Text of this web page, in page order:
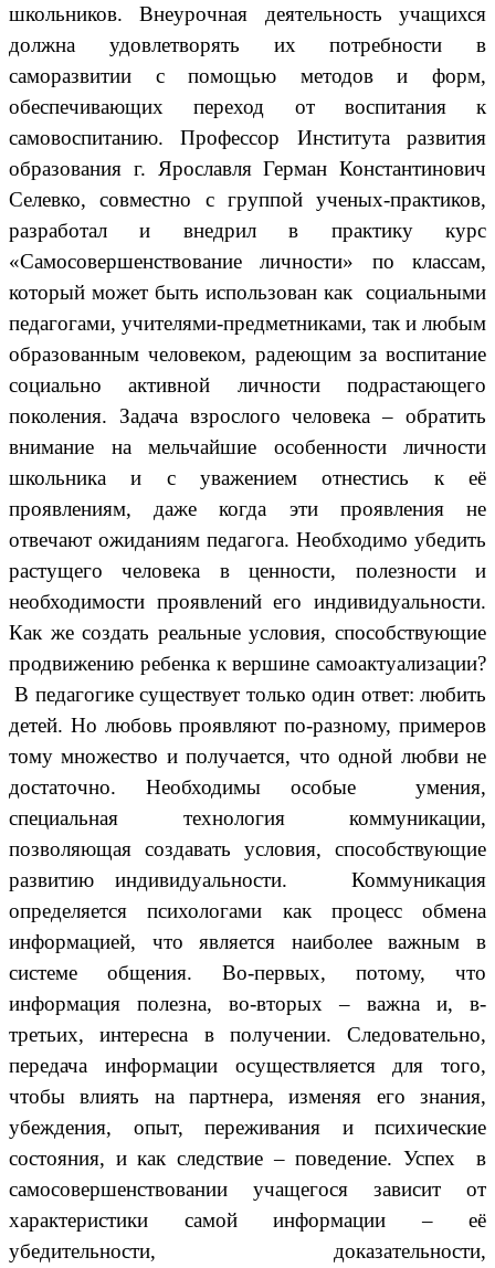
школьников. Внеурочная деятельность учащихся
должна удовлетворять их потребности в
саморазвитии с помощью методов и форм,
обеспечивающих переход от воспитания к
самовоспитанию. Профессор Института развития
образования г. Ярославля Герман Константинович
Селевко, совместно с группой ученых-практиков,
разработал и внедрил в практику курс
«Самосовершенствование личности» по классам,
который может быть использован как социальными
педагогами, учителями-предметниками, так и любым
образованным человеком, радеющим за воспитание
социально активной личности подрастающего
поколения. Задача взрослого человека – обратить
внимание на мельчайшие особенности личности
школьника и с уважением отнестись к её
проявлениям, даже когда эти проявления не
отвечают ожиданиям педагога. Необходимо убедить
растущего человека в ценности, полезности и
необходимости проявлений его индивидуальности.
Как же создать реальные условия, способствующие
продвижению ребенка к вершине самоактуализации?
В педагогике существует только один ответ: любить
детей. Но любовь проявляют по-разному, примеров
тому множество и получается, что одной любви не
достаточно. Необходимы особые умения,
специальная технология коммуникации,
позволяющая создавать условия, способствующие
развитию индивидуальности. Коммуникация
определяется психологами как процесс обмена
информацией, что является наиболее важным в
системе общения. Во-первых, потому, что
информация полезна, во-вторых – важна и, в-
третьих, интересна в получении. Следовательно,
передача информации осуществляется для того,
чтобы влиять на партнера, изменяя его знания,
убеждения, опыт, переживания и психические
состояния, и как следствие – поведение. Успех в
самосовершенствовании учащегося зависит от
характеристики самой информации – её
убедительности, доказательности,